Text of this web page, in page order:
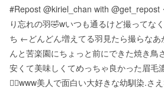
#Repost @kiriel_chan with @get_repost
り忘れの羽🤣wいつも通るけど撮ってな
ち ←どんどん増えてる羽見たら撮らなあ
んと苦楽園にちょっと前にできた焼き
安くて美味しくてめっちゃ良かった️眉毛
で🏼www美人で面白い大好きな幼馴染️️️️.さ